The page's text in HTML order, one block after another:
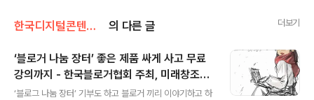
한국디지털콘텐츠크리에이터협회 의 다른 글 더보기
‘블로거 나눔 장터’ 좋은 제품 싸게 사고 무료
강의까지 - 한국블로거협회 주최, 미래창조과
학부 후원
‘블로그 나눔 장터’ 기부도 하고 블로거 끼리 이야기하고 하